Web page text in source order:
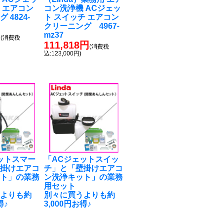
エアコン
4824-
(消費税
コン洗浄機 ACジェッ
ト スイッチ エアコン
クリーニング 4967-
mz37
111,818円(消費税
込:123,000円)
トスマー
けエアコ
」の業務
りも約
♪
「ACジェットスイッ
チ」と「壁掛けエアコ
ン洗浄キット」の業務
用セット
別々に買うよりも約
3,000円お得♪